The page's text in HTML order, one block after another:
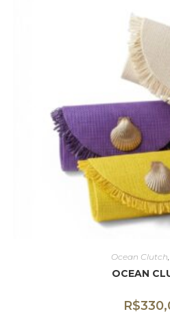
Ocean Clutch
OCEAN
R$